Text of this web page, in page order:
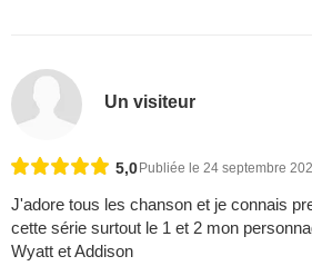
Un visiteur
5,0Publiée le 24 septembre
J'adore tous les chanson et je connais
cette série surtout le 1 et 2 mon
Wyatt et Addison